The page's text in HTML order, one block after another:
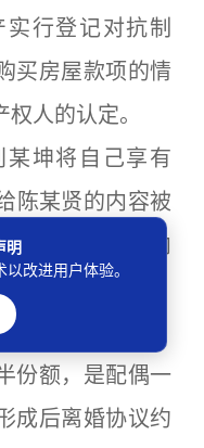
行登记对抗制
买房屋款项的情
人的认定。
坤将自己享有
陈某贤的内容被
在其债权范围内
。
额，是配偶一
成后离婚协议约
明
改进用户体验。